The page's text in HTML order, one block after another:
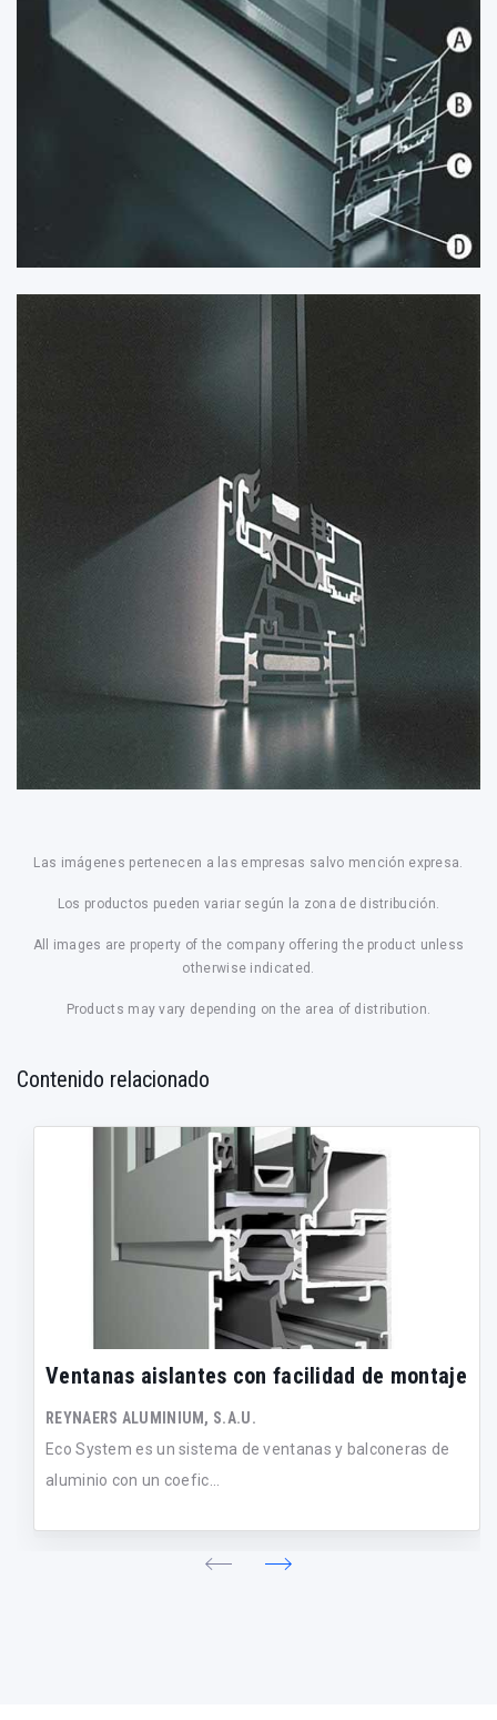
Las imágenes pertenecen a las empresas salvo mención expresa.
Los productos pueden variar según la zona de distribución.
All images are property of the company offering the product unless
otherwise indicated.
Products may vary depending on the area of distribution.
Contenido relacionado
Ventanas aislantes con facilidad de montaje
REYNAERS ALUMINIUM, S.A.U.
Eco System es un sistema de ventanas y balconeras de
aluminio con un coefic...